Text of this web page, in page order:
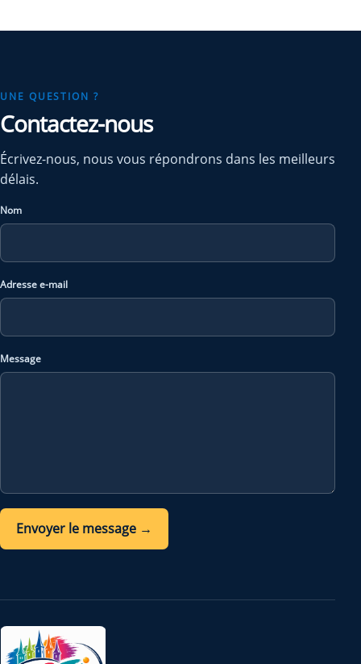
UNE QUESTION ?
Contactez-nous
Écrivez-nous, nous vous répondrons dans les meilleurs
délais.
Nom
Adresse e-mail
Message
Envoyer le message →